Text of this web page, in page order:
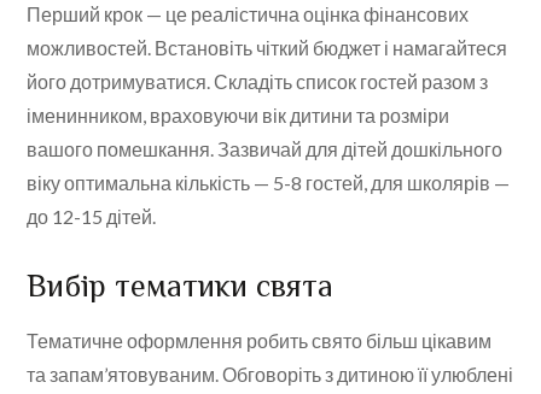
Перший крок — це реалістична оцінка фінансових
можливостей. Встановіть чіткий бюджет і намагайтеся
його дотримуватися. Складіть список гостей разом з
іменинником, враховуючи вік дитини та розміри
вашого помешкання. Зазвичай для дітей дошкільного
віку оптимальна кількість — 5-8 гостей, для школярів —
до 12-15 дітей.
Вибір тематики свята
Тематичне оформлення робить свято більш цікавим
та запам’ятовуваним. Обговоріть з дитиною її улюблені